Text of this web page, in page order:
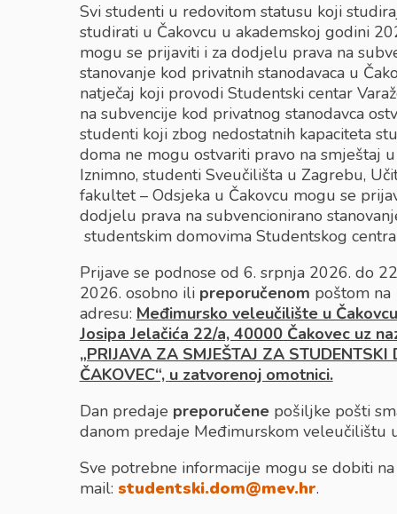
Svi studenti u redovitom statusu koji
studirati u Čakovcu u akademskoj godini
mogu se prijaviti i za dodjelu prava na
stanovanje kod privatnih stanodavaca u
natječaj koji provodi Studentski centar
na subvencije kod privatnog stanodavca
studenti koji zbog nedostatnih kapaciteta
doma ne mogu ostvariti pravo na smještaj
Iznimno, studenti Sveučilišta u Zagrebu,
fakultet – Odsjeka u Čakovcu mogu se
dodjelu prava na subvencionirano
studentskim domovima Studentskog centra
Prijave se podnose od 6. srpnja 2026. do
2026. osobno ili preporučenom poštom na
adresu: Međimursko veleučilište u
Josipa Jelačića 22/a, 40000 Čakovec uz
„PRIJAVA ZA SMJEŠTAJ ZA STUDENTSKI
ČAKOVEC“, u zatvorenoj omotnici.
Dan predaje preporučenepošiljke pošti
danom predaje Međimurskom veleučilištu
Sve potrebne informacije mogu se dobiti
mail: studentski.dom@mev.hr.